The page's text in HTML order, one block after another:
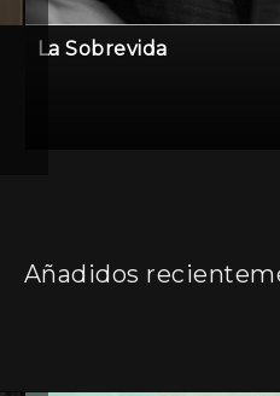
La Sobrevida